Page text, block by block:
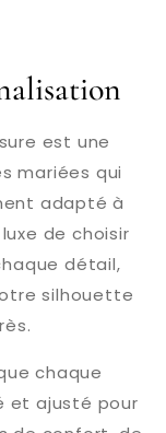
est une
mariées qui
adapté à
de choisir
détail,
silhouette
chaque
et ajusté pour